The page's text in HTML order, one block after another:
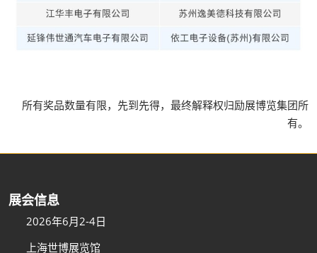
所有奖品数量有限，先到先得，最终解释权归励展博览集团所
有。
展会信息
2026年6月2-4日
上海世博展览馆